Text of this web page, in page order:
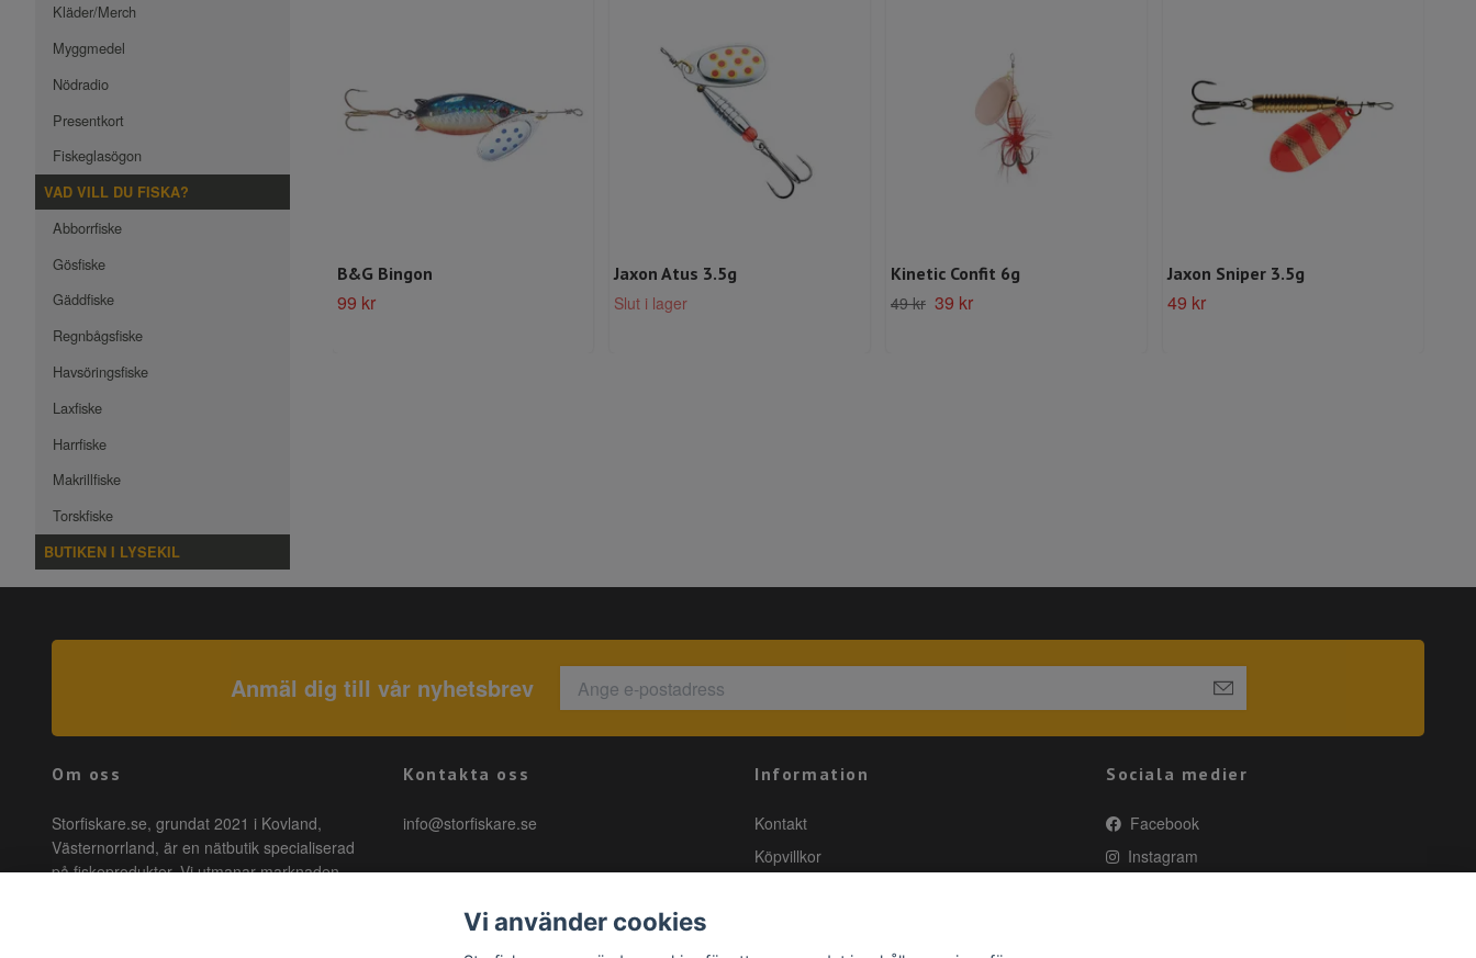
Kläder/Merch
Myggmedel
Nödradio
Presentkort
Fiskeglasögon
VAD VILL DU FISKA?
Abborrfiske
Gösfiske
Gäddfiske
Regnbågsfiske
Havsöringsfiske
Laxfiske
Harrfiske
Makrillfiske
Torskfiske
BUTIKEN I LYSEKIL
B&G Bingon
99 kr
Jaxon Atus 3.5g
Slut i lager
Kinetic Confit 6g
49 kr 39 kr
Jaxon Sniper 3.5g
49 kr
Anmäl dig till vår nyhetsbrev
Om oss
Storfiskare.se, grundat 2021 i Kovland,
Västernorrland, är en nätbutik specialiserad
på fiskeprodukter. Vi utmanar marknaden
Kontakta oss
info@storfiskare.se
Information
Kontakt
Köpvillkor
Sociala medier
Facebook
Instagram
Vi använder cookies